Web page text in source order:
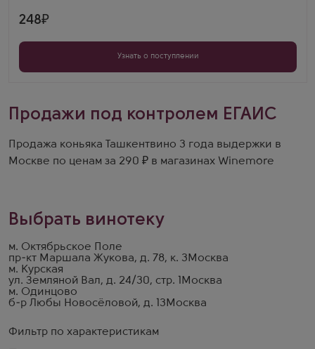
Фильтр по характеристикам
248
Узнать о поступлении
Продажи под контролем ЕГАИС
Продажа коньяка Ташкентвино 3 года выдержки в
Москве по ценам за 290 ₽ в магазинах Winemore
Выбрать винотеку
м. Октябрьское Поле
пр-кт Маршала Жукова, д. 78, к. 3 Москва
м. Курская
ул. Земляной Вал, д. 24/30, стр. 1
Москва
м. Одинцово
б-р Любы Новосёловой, д. 13 Москва